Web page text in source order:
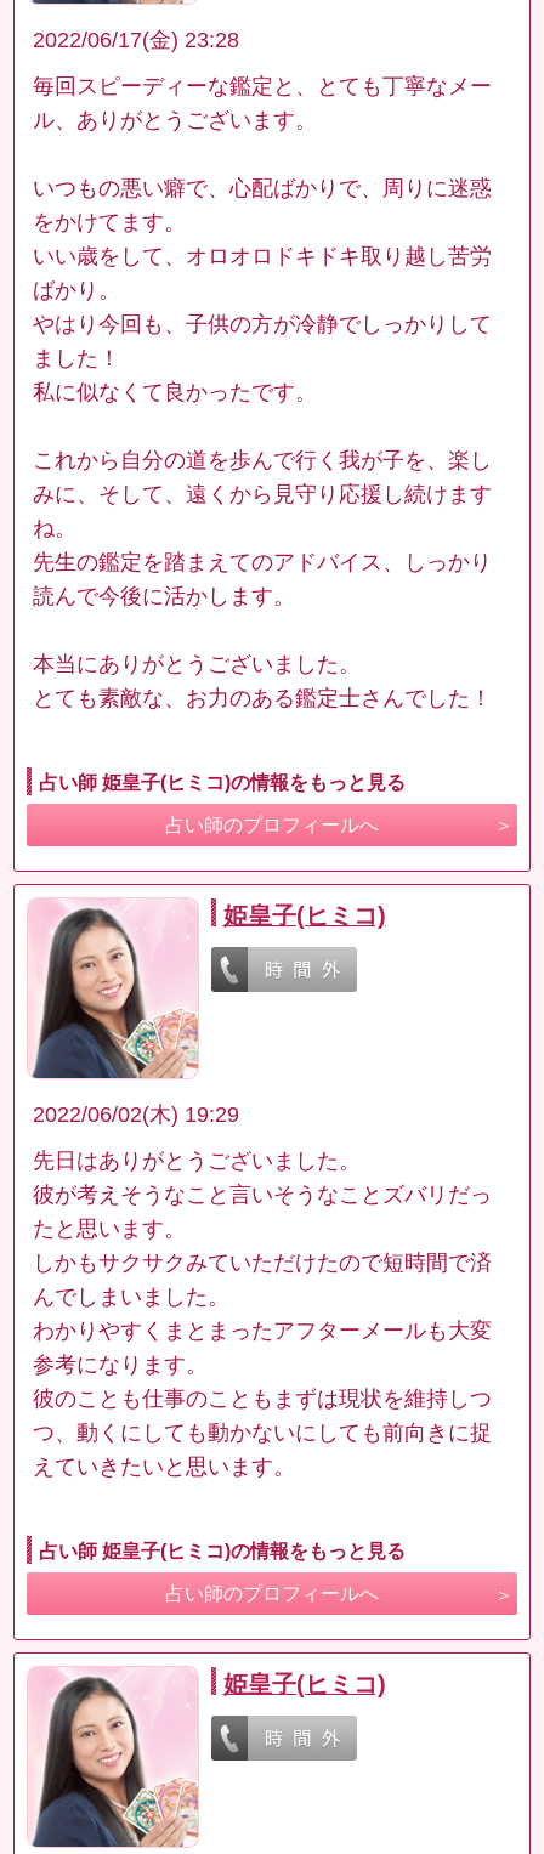
2022/06/17(金) 23:28
毎回スピーディーな鑑定と、とても丁寧なメー
ル、ありがとうございます。
いつもの悪い癖で、心配ばかりで、周りに迷惑
をかけてます。
いい歳をして、オロオロドキドキ取り越し苦労
ばかり。
やはり今回も、子供の方が冷静でしっかりして
ました！
私に似なくて良かったです。
これから自分の道を歩んで行く我が子を、楽し
みに、そして、遠くから見守り応援し続けます
ね。
先生の鑑定を踏まえてのアドバイス、しっかり
読んで今後に活かします。
本当にありがとうございました。
とても素敵な、お力のある鑑定士さんでした！
占い師 姫皇子(ヒミコ)の情報をもっと見る
占い師のプロフィールへ
姫皇子(ヒミコ)
2022/06/02(木) 19:29
先日はありがとうございました。
彼が考えそうなこと言いそうなことズバリだっ
たと思います。
しかもサクサクみていただけたので短時間で済
んでしまいました。
わかりやすくまとまったアフターメールも大変
参考になります。
彼のことも仕事のこともまずは現状を維持しつ
つ、動くにしても動かないにしても前向きに捉
えていきたいと思います。
占い師 姫皇子(ヒミコ)の情報をもっと見る
占い師のプロフィールへ
姫皇子(ヒミコ)